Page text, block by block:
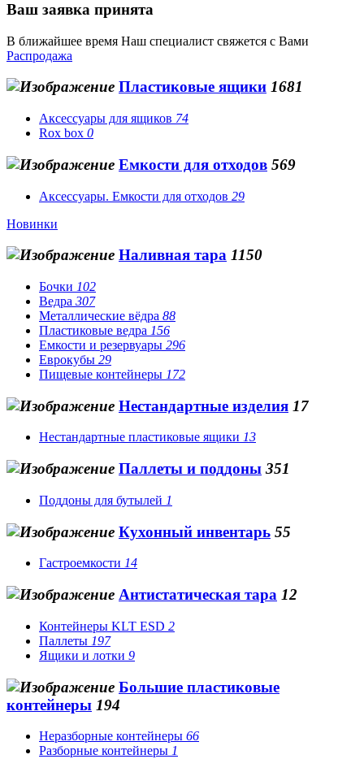
Ваш заявка принята
В ближайшее время Наш специалист свяжется с Вами
Распродажа
Пластиковые ящики 1681
Аксессуары для ящиков 74
Rox box 0
Емкости для отходов 569
Аксессуары. Емкости для отходов 29
Новинки
Наливная тара 1150
Бочки 102
Ведра 307
Металлические вёдра 88
Пластиковые ведра 156
Емкости и резервуары 296
Еврокубы 29
Пищевые контейнеры 172
Нестандартные изделия 17
Нестандартные пластиковые ящики 13
Паллеты и поддоны 351
Поддоны для бутылей 1
Кухонный инвентарь 55
Гастроемкости 14
Антистатическая тара 12
Контейнеры KLT ESD 2
Паллеты 197
Ящики и лотки 9
Большие пластиковые
контейнеры 194
Неразборные контейнеры 66
Разборные контейнеры 1